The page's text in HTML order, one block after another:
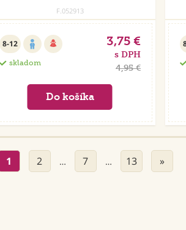
F.052913
8-12
skladom
3,75 €
s DPH
4,95 €
1 2 … 7 … 13 »